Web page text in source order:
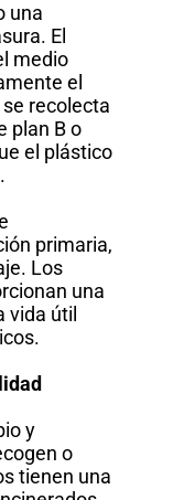
una
El
medio
el
recolecta
plan B o
el plástico
primaria,
Los
una
vida útil
y
o
tienen una